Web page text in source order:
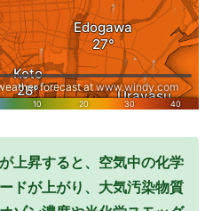
上昇すると、空気中の化学
ドが上がり、大気汚染物質